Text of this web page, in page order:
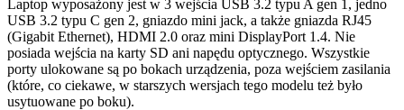
Laptop wyposażony jest w 3 wejścia USB 3.2 typu A gen 1, jedno
USB 3.2 typu C gen 2, gniazdo mini jack, a także gniazda RJ45
(Gigabit Ethernet), HDMI 2.0 oraz mini DisplayPort 1.4. Nie
posiada wejścia na karty SD ani napędu optycznego. Wszystkie
porty ulokowane są po bokach urządzenia, poza wejściem zasilania
(które, co ciekawe, w starszych wersjach tego modelu też było
usytuowane po boku).